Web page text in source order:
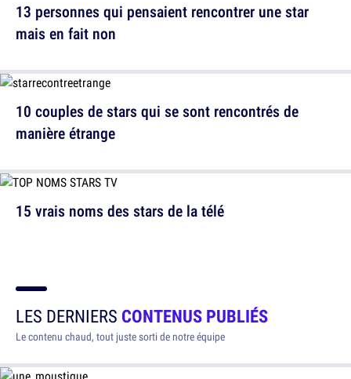
13 personnes qui pensaient rencontrer une star
mais en fait non
15 vrais noms des stars de la télé
10 couples de stars qui se sont rencontrés de
manière étrange
LES DERNIERS CONTENUS PUBLIÉS
Le contenu chaud, tout juste sorti de notre équipe